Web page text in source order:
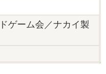
ゲーム会／ナカイ製